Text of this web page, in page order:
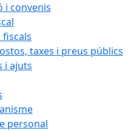
i convenis
fiscals
taxes i preus públics
i ajuts
personal